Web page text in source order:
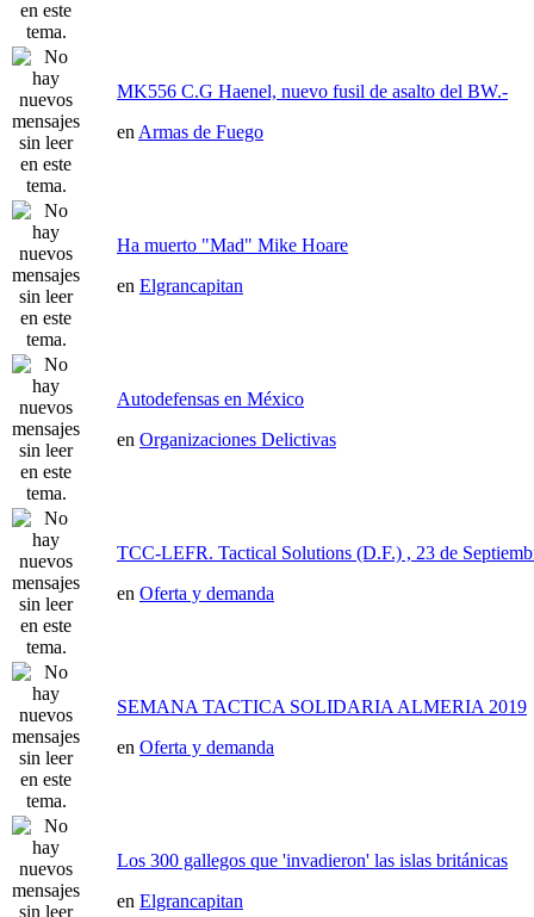
MK556 C.G Haenel, nuevo fusil de asalto del BW.-
en Armas de Fuego
Ha muerto "Mad" Mike Hoare
en Elgrancapitan
Autodefensas en México
en Organizaciones Delictivas
TCC-LEFR. Tactical Solutions (D.F.) , 23 de
en Oferta y demanda
SEMANA TACTICA SOLIDARIA ALMERIA 2019
en Oferta y demanda
Los 300 gallegos que 'invadieron' las islas británicas
en Elgrancapitan